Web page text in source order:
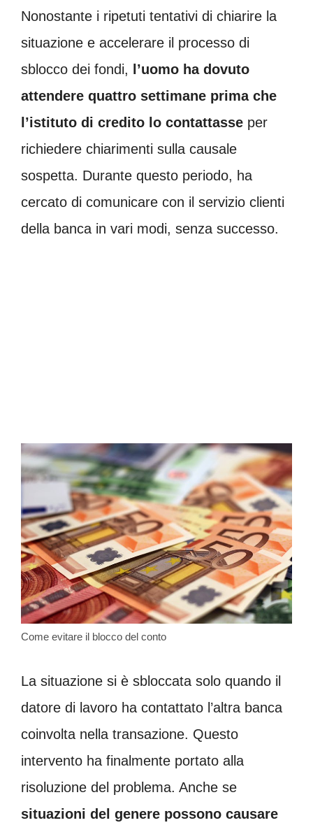
Nonostante i ripetuti tentativi di chiarire la
situazione e accelerare il processo di
sblocco dei fondi, l’uomo ha dovuto
attendere quattro settimane prima che
l’istituto di credito lo contattasse per
richiedere chiarimenti sulla causale
sospetta. Durante questo periodo, ha
cercato di comunicare con il servizio clienti
della banca in vari modi, senza successo.
Come evitare il blocco del conto
La situazione si è sbloccata solo quando il
datore di lavoro ha contattato l’altra banca
coinvolta nella transazione. Questo
intervento ha finalmente portato alla
risoluzione del problema. Anche se
situazioni del genere possono causare